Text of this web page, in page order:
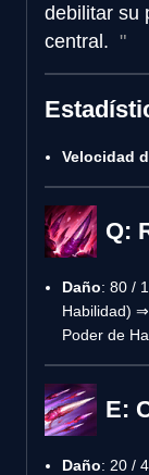
debilitar su
central.
Velocidad
Q:
Daño: 80 /
Habilidad) ⇒
Poder de
E:
Daño: 20 /